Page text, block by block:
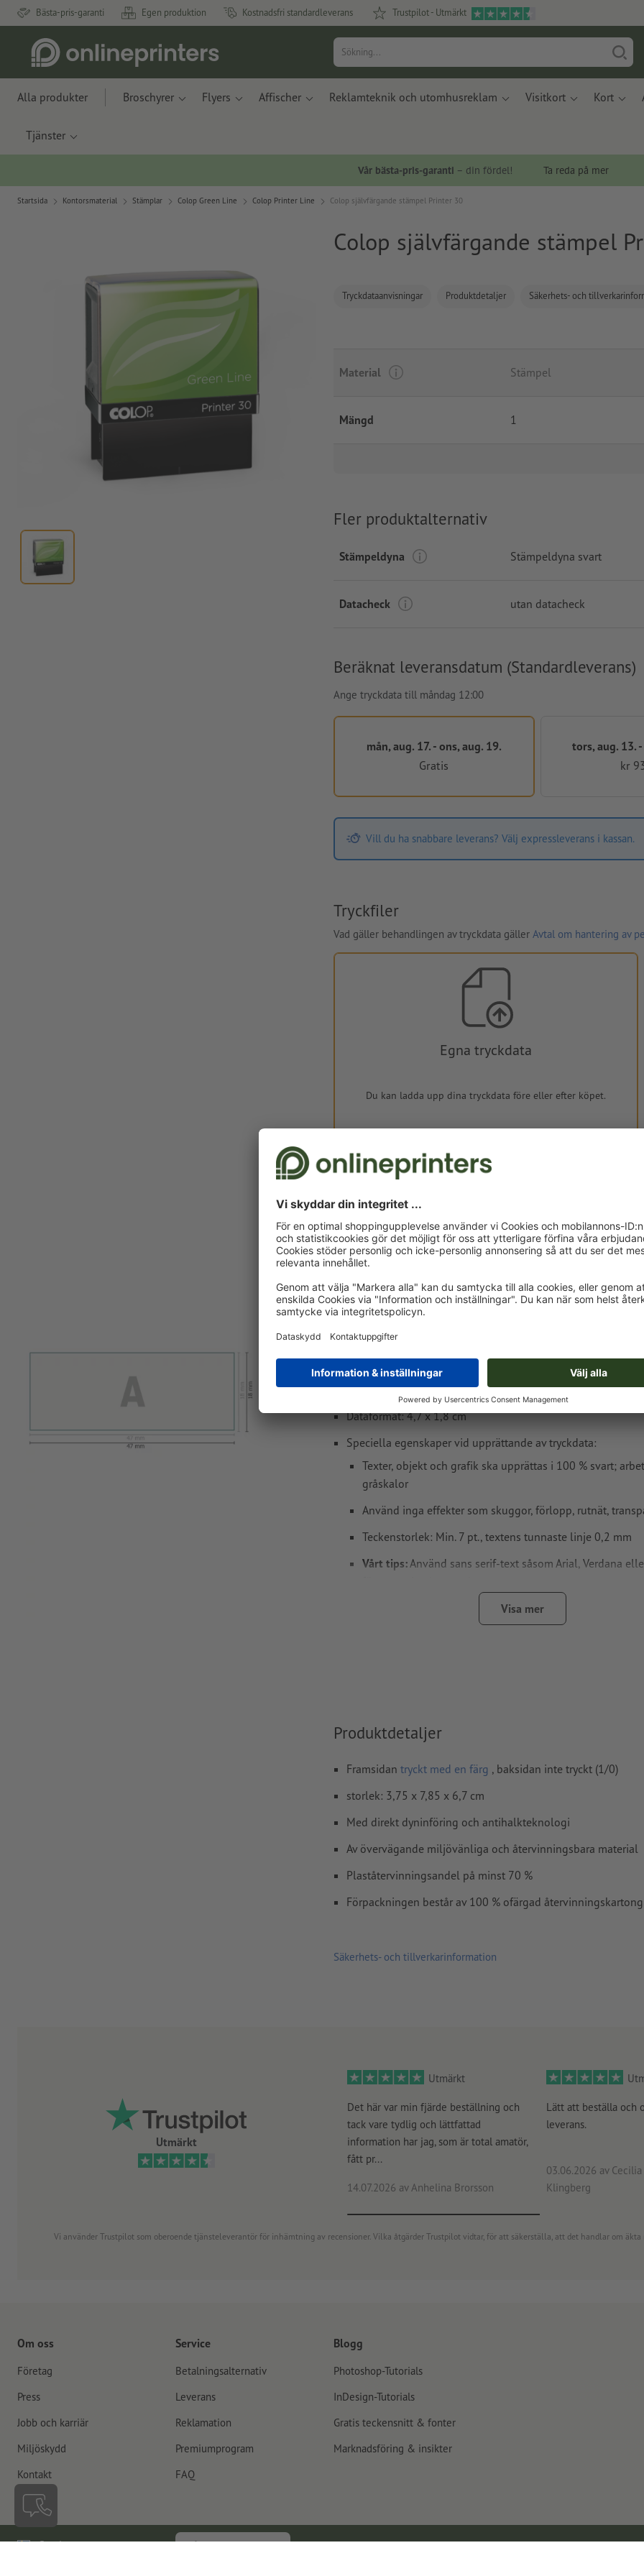
Bästa-pris-garanti Egen produktion Kostnadsfri standardleverans Trustpilot - Utmärkt
Alla produkter Broschyrer Flyers Affischer Reklamteknik och utomhusreklam Visitkort Kort
Tjänster
Vår bästa-pris-garanti – din fördel! Ta reda på mer
Startsida Kontorsmaterial Stämplar Colop Green Line Colop Printer Line Colop självfärgande stämpel Printer 30
Colop självfärgande stämpel
Tryckdataanvisningar Produktdetaljer Säkerhets- och
Material Stämpel
Mängd 1
Fler produktalternativ
Stämpeldyna Stämpeldyna svart
Datacheck utan datacheck
Beräknat leveransdatum (Standardleverans)
Ange tryckdata till måndag 12:00
mån, aug. 17. - ons, aug. 19.
Gratis
tors, aug. 13.
kr
Vill du ha snabbare leverans? Välj expressleverans i kassan.
Tryckfiler
Vad gäller behandlingen av tryckdata gäller Avtal om hantering av
Egna tryckdata
Du kan ladda upp dina tryckdata före eller efter köpet.
Ladda upp nu
kr 478,11
Levereras cirka:
mån, aug. 17. - ons, aug. 19.
Tryckdataanvisningar Colop självfärgande
Printer 30
Dataformat: 4,7 x 1,8 cm
Speciella egenskaper vid upprättande av tryckdata:
Texter, objekt och grafik ska upprättas i 100 % svart;
gråskalor
Använd inga effekter som skuggor, förlopp, rutnät,
Teckenstorlek: Min. 7 pt., textens tunnaste linje 0,2 mm
Vårt tips: Använd sans serif-text såsom Arial, Verdana
Avstånd motiv till slutformat: Min. 1 mm
Visa mer
Produktdetaljer
Framsidan tryckt med en färg , baksidan inte tryckt (1/0)
storlek: 3,75 x 7,85 x 6,7 cm
Med direkt dyninföring och antihalkteknologi
Av övervägande miljövänliga och återvinningsbara material
Plaståtervinningsandel på minst 70 %
Förpackningen består av 100 % ofärgad återvinningskartong
Säkerhets- och tillverkarinformation
Utmärkt
Utmärkt
Det här var min fjärde beställning och
tack vare tydlig och lättfattad
information har jag, som är total amatör,
fått pr...
14.07.2026 av Anhelina Brorsson
Lätt att beställa och
leverans.
03.06.2026 av
Klingberg
Vi använder Trustpilot som oberoende tjänsteleverantör för inhämtning av recensioner. Vilka åtgärder Trustpilot vidtar, för att säkerställa, att det handlar om äkta
Om oss
Företag
Press
Jobb och karriär
Miljöskydd
Kontakt
Service
Betalningsalternativ
Leverans
Reklamation
Premiumprogram
FAQ
Blogg
Photoshop-Tutorials
InDesign-Tutorials
Gratis teckensnitt & fonter
Marknadsföring & insikter
Sverige